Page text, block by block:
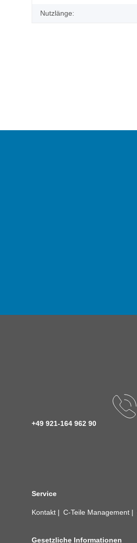
Nutzlänge:
+49 921-164 962 90
Service
Kontakt C-Teile Management
Gesetzliche Informationen